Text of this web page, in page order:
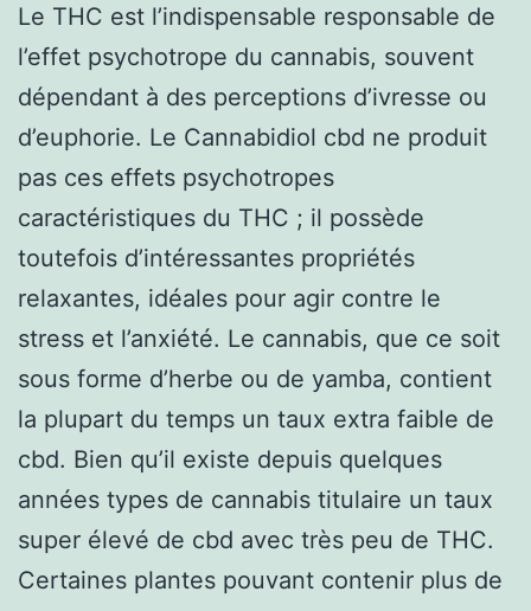
Le THC est l’indispensable responsable de
l’effet psychotrope du cannabis, souvent
dépendant à des perceptions d’ivresse ou
d’euphorie. Le Cannabidiol cbd ne produit
pas ces effets psychotropes
caractéristiques du THC ; il possède
toutefois d’intéressantes propriétés
relaxantes, idéales pour agir contre le
stress et l’anxiété. Le cannabis, que ce soit
sous forme d’herbe ou de yamba, contient
la plupart du temps un taux extra faible de
cbd. Bien qu’il existe depuis quelques
années types de cannabis titulaire un taux
super élevé de cbd avec très peu de THC.
Certaines plantes pouvant contenir plus de